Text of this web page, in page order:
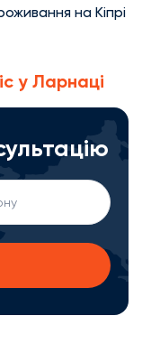
на Кіпрі
у Ларнаці